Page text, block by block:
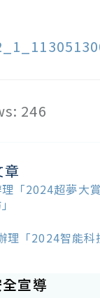
246
「2024超夢大
理「2024智能科
宣導